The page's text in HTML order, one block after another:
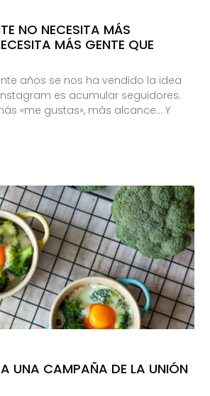
NO NECESITA MÁS
MÁS GENTE QUE
años se nos ha vendido la idea
es acumular seguidores.
«me gustas», más alcance… Y
UNA CAMPAÑA DE LA UNIÓN